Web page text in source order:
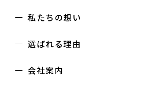
私たちの想い
選ばれる理由
会社案内